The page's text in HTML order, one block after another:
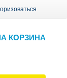
КОРЗИНА